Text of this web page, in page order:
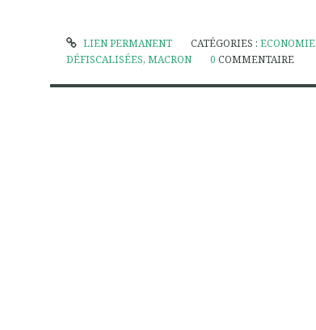
LIEN PERMANENT CATÉGORIES : ECONOMIE
DÉFISCALISÉES,MACRON 0 COMMENTAIRE